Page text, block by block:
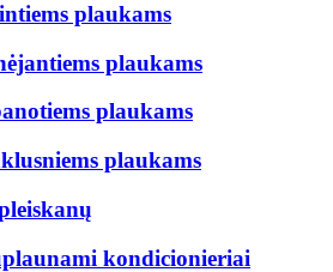
plaukams
plaukams
plaukams
plaukams
kondicionieriai